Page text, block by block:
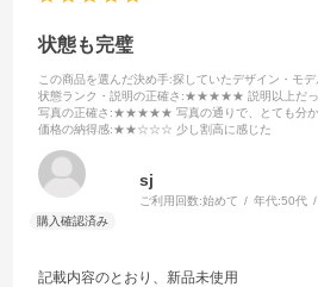
状態も完璧
この商品を選んだ決め手:探していたデザイン・モ
状態ランク・説明の正確さ :★★★★★ 説明以上だっ
写真の正確さ :★★★★★ 写真の通りで、とても分か
価格の納得感:★★☆☆☆ 少し割高に感じた
sj
ご利用回数:始めて 年代:50代
記載内容のとおり、新品未使用